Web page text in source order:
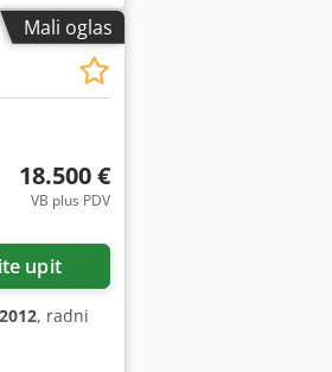
Mali oglas
18.500 €
VB plus PDV
upit
2012, radni